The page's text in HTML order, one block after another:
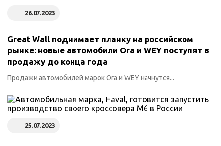
26.07.2023
Great Wall поднимает планку на российском
рынке: новые автомобили Ora и WEY поступят в
продажу до конца года
Продажи автомобилей марок Ora и WEY начнутся...
25.07.2023